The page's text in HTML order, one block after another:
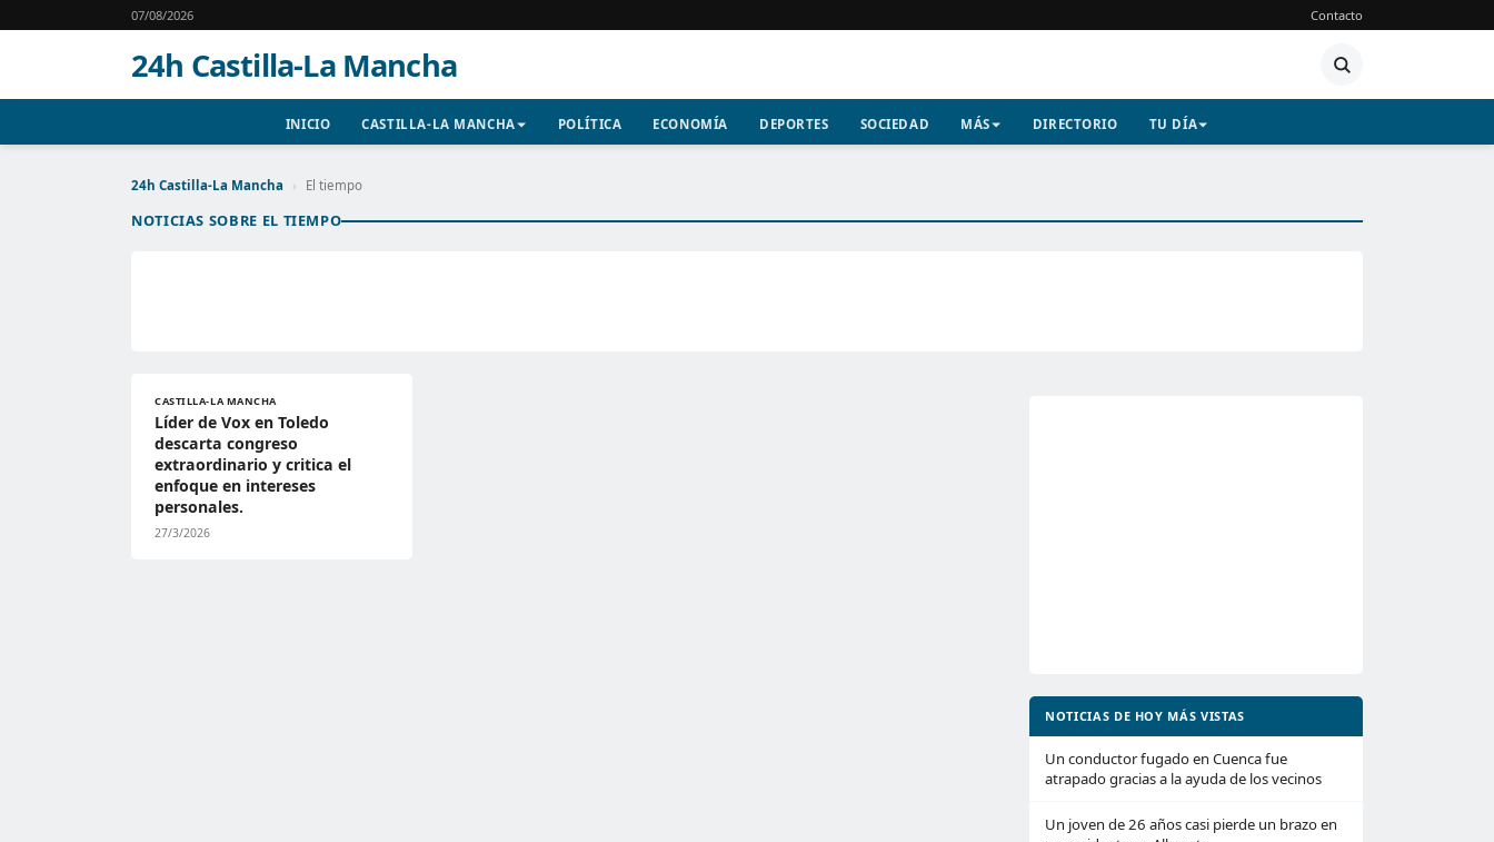
07/08/2026 Contacto
24h Castilla-La Mancha
INICIO CASTILLA-LA MANCHA POLÍTICA ECONOMÍA DEPORTES SOCIEDAD MÁS DIRECTORIO TU DÍA
24h Castilla-La Mancha › El tiempo
NOTICIAS SOBRE EL TIEMPO
CASTILLA-LA MANCHA
Líder de Vox en Toledo
descarta congreso
extraordinario y critica el
enfoque en intereses
personales.
27/3/2026
NOTICIAS DE HOY MÁS VISTAS
Un conductor fugado en Cuenca fue
atrapado gracias a la ayuda de los vecinos
Un joven de 26 años casi pierde un brazo en